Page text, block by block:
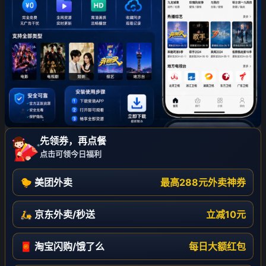
先领券，再点餐
点击可领今日福利
🐤 美团外卖 最高288元外卖神券
🛵 京东外卖/秒送 立减10元
🧧 淘宝闪购/饿了么 每日大额红包
❄